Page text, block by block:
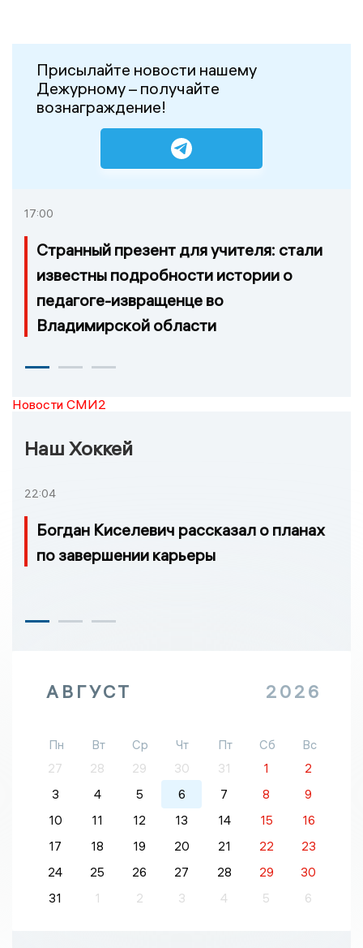
Присылайте новости нашему
Дежурному – получайте
вознаграждение!
17:00
Странный презент для учителя: стали
известны подробности истории о
педагоге-извращенце во
Владимирской области
Новости СМИ2
Наш Хоккей
22:04
Богдан Киселевич рассказал о планах
по завершении карьеры
АВГУСТ 2026
Пн Вт Ср Чт Пт Сб
Вс
27
28 29 30 31 1
2
3
4 5 6 7 8
9
10
11 12 13 14 15
16
17
18 19 20 21 22
23
24
25 26 27 28 29
30
31
1 2 3 4 5 6